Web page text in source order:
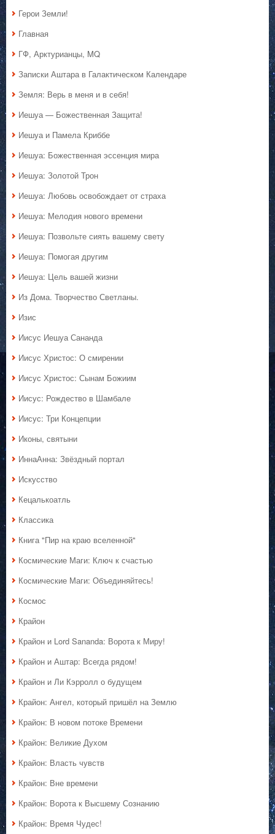
Герои Земли!
Главная
ГФ, Арктурианцы, MQ
Записки Аштара в Галактическом Календаре
Земля: Верь в меня и в себя!
Иешуа — Божественная Защита!
Иешуа и Памела Криббе
Иешуа: Божественная эссенция мира
Иешуа: Золотой Трон
Иешуа: Любовь освобождает от страха
Иешуа: Мелодия нового времени
Иешуа: Позвольте сиять вашему свету
Иешуа: Помогая другим
Иешуа: Цель вашей жизни
Из Дома. Творчество Светланы.
Изис
Иисус Иешуа Сананда
Иисус Христос: О смирении
Иисус Христос: Сынам Божиим
Иисус: Рождество в Шамбале
Иисус: Три Концепции
Иконы, святыни
ИннаАнна: Звёздный портал
Искусство
Кецалькоатль
Классика
Книга "Пир на краю вселенной"
Космические Маги: Ключ к счастью
Космические Маги: Объединяйтесь!
Космос
Крайон
Крайон и Lord Sananda: Ворота к Миру!
Крайон и Аштар: Всегда рядом!
Крайон и Ли Кэрролл о будущем
Крайон: Ангел, который пришёл на Землю
Крайон: В новом потоке Времени
Крайон: Великие Духом
Крайон: Власть чувств
Крайон: Вне времени
Крайон: Ворота к Высшему Сознанию
Крайон: Время Чудес!